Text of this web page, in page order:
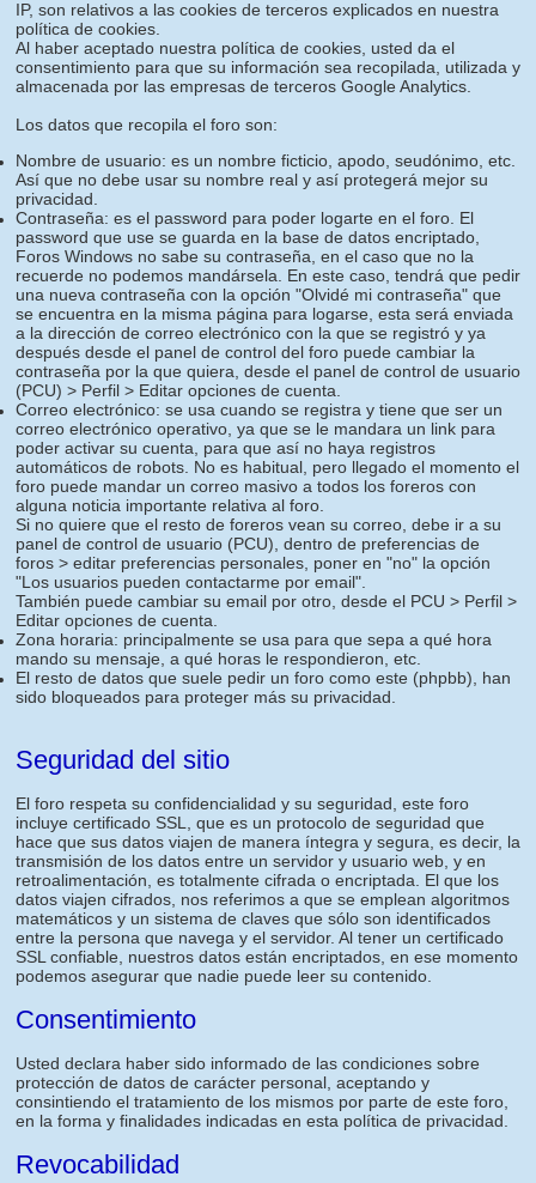
IP, son relativos a las cookies de terceros explicados en nuestra
política de cookies.
Al haber aceptado nuestra política de cookies, usted da el
consentimiento para que su información sea recopilada, utilizada y
almacenada por las empresas de terceros Google Analytics.
Los datos que recopila el foro son:
Nombre de usuario: es un nombre ficticio, apodo, seudónimo, etc.
Así que no debe usar su nombre real y así protegerá mejor su
privacidad.
Contraseña: es el password para poder logarte en el foro. El
password que use se guarda en la base de datos encriptado,
Foros Windows no sabe su contraseña, en el caso que no la
recuerde no podemos mandársela. En este caso, tendrá que pedir
una nueva contraseña con la opción "Olvidé mi contraseña" que
se encuentra en la misma página para logarse, esta será enviada
a la dirección de correo electrónico con la que se registró y ya
después desde el panel de control del foro puede cambiar la
contraseña por la que quiera, desde el panel de control de usuario
(PCU) > Perfil > Editar opciones de cuenta.
Correo electrónico: se usa cuando se registra y tiene que ser un
correo electrónico operativo, ya que se le mandara un link para
poder activar su cuenta, para que así no haya registros
automáticos de robots. No es habitual, pero llegado el momento el
foro puede mandar un correo masivo a todos los foreros con
alguna noticia importante relativa al foro.
Si no quiere que el resto de foreros vean su correo, debe ir a su
panel de control de usuario (PCU), dentro de preferencias de
foros > editar preferencias personales, poner en "no" la opción
"Los usuarios pueden contactarme por email".
También puede cambiar su email por otro, desde el PCU > Perfil >
Editar opciones de cuenta.
Zona horaria: principalmente se usa para que sepa a qué hora
mando su mensaje, a qué horas le respondieron, etc.
El resto de datos que suele pedir un foro como este (phpbb), han
sido bloqueados para proteger más su privacidad.
Seguridad del sitio
El foro respeta su confidencialidad y su seguridad, este foro
incluye certificado SSL, que es un protocolo de seguridad que
hace que sus datos viajen de manera íntegra y segura, es decir, la
transmisión de los datos entre un servidor y usuario web, y en
retroalimentación, es totalmente cifrada o encriptada. El que los
datos viajen cifrados, nos referimos a que se emplean algoritmos
matemáticos y un sistema de claves que sólo son identificados
entre la persona que navega y el servidor. Al tener un certificado
SSL confiable, nuestros datos están encriptados, en ese momento
podemos asegurar que nadie puede leer su contenido.
Consentimiento
Usted declara haber sido informado de las condiciones sobre
protección de datos de carácter personal, aceptando y
consintiendo el tratamiento de los mismos por parte de este foro,
en la forma y finalidades indicadas en esta política de privacidad.
Revocabilidad